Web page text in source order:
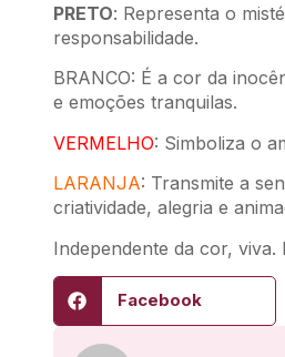
PRETO: Representa o
responsabilidade.
BRANCO: É a cor da
e emoções tranquilas.
VERMELHO: Simboliza o
LARANJA: Transmite a
criatividade, alegria e
Independente da cor, viva.
Facebook